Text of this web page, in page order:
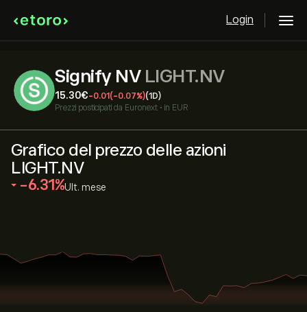
Login
Signify NV LIGHT.NV
15.30‎€‎-0.01 (-0.07%)(1D)
Prezzi posticipati da Euronext • in EUR
Grafico del prezzo delle azioni
LIGHT.NV
‎-6.31‎ Ult. mese